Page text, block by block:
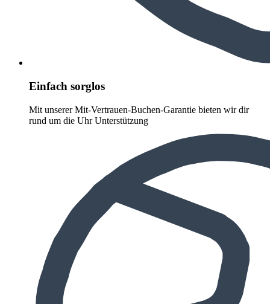
Einfach sorglos
Mit unserer Mit-Vertrauen-Buchen-Garantie bieten wir dir
rund um die Uhr Unterstützung